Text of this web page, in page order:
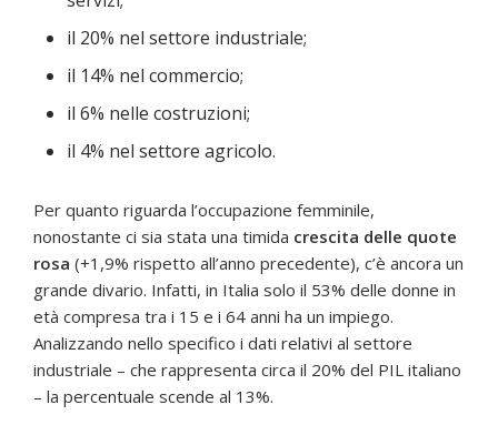
il 20% nel settore industriale;
il 14% nel commercio;
il 6% nelle costruzioni;
il 4% nel settore agricolo.
Per quanto riguarda l’occupazione femminile,
nonostante ci sia stata una timida crescita delle quote
rosa (+1,9% rispetto all’anno precedente), c’è ancora un
grande divario. Infatti, in Italia solo il 53% delle donne in
età compresa tra i 15 e i 64 anni ha un impiego.
Analizzando nello specifico i dati relativi al settore
industriale – che rappresenta circa il 20% del PIL italiano
– la percentuale scende al 13%.